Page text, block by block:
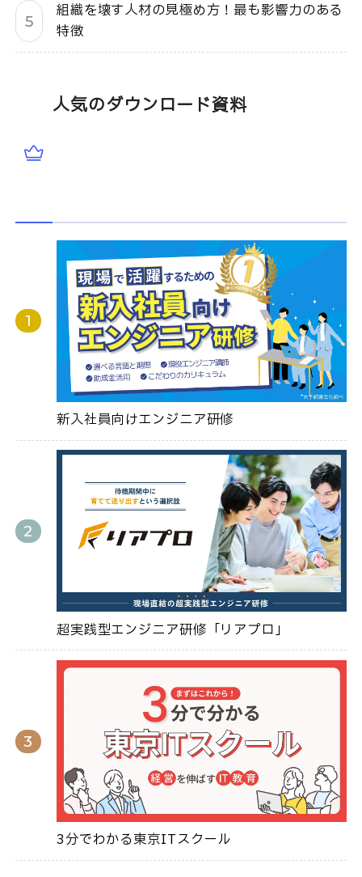
組織を壊す人材の見極め方！最も影響力のある
特徴
人気のダウンロード資料
新入社員向けエンジニア研修
超実践型エンジニア研修「リアプロ」
3分でわかる東京ITスクール